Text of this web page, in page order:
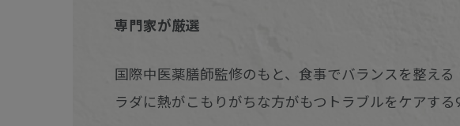
専門家が厳選
国際中医薬膳師監修のもと、食事でバランスを整える
ラダに熱がこもりがちな方がもつトラブルをケアする